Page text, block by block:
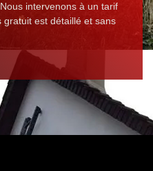
intervenons à un tarif
est détaillé et sans